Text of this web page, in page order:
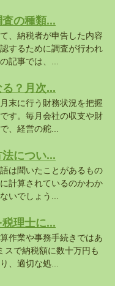
の種類...
、納税者が申告した内容
するために調査が行われ
記事では、...
？月次...
末に行う財務状況を把握
す。毎月会社の収支や財
、経営の舵...
につい...
は聞いたことがあるもの
計算されているのかわか
いでしょう...
理士に...
作業や事務手続きではあ
スで納税額に数十万円も
、適切な処...